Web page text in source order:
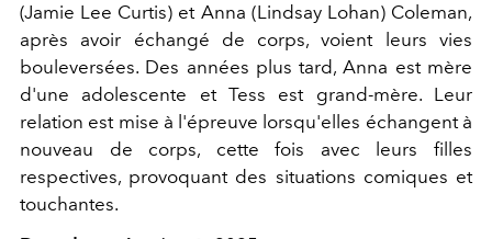
(Jamie Lee Curtis) et Anna (Lindsay Lohan) Coleman,
après avoir échangé de corps, voient leurs vies
bouleversées. Des années plus tard, Anna est mère
d'une adolescente et Tess est grand-mère. Leur
relation est mise à l'épreuve lorsqu'elles échangent à
nouveau de corps, cette fois avec leurs filles
respectives, provoquant des situations comiques et
touchantes.